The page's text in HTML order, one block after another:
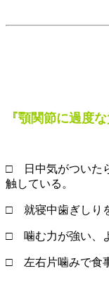
『顎関節に過度な
□ 日中気がついた
触している。
□ 就寝中歯ぎしり
□ 噛む力が強い、
□ 左右片噛みで食